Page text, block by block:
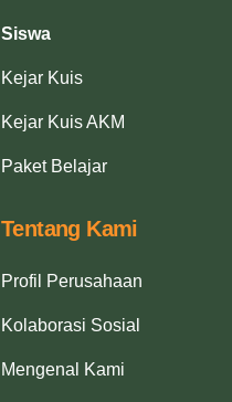
Siswa
Kejar Kuis
Kejar Kuis AKM
Paket Belajar
Tentang Kami
Profil Perusahaan
Kolaborasi Sosial
Mengenal Kami